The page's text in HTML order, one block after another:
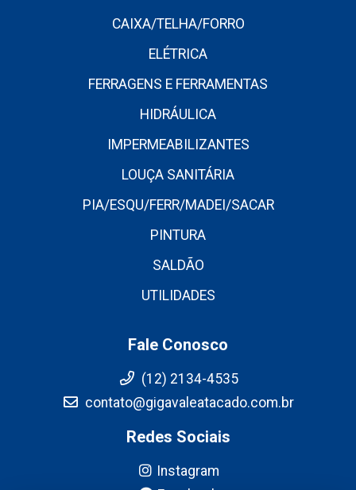
CAIXA/TELHA/FORRO
ELÉTRICA
FERRAGENS E FERRAMENTAS
HIDRÁULICA
IMPERMEABILIZANTES
LOUÇA SANITÁRIA
PIA/ESQU/FERR/MADEI/SACAR
PINTURA
SALDÃO
UTILIDADES
Fale Conosco
(12) 2134-4535
contato@gigavaleatacado.com.br
Redes Sociais
Instagram